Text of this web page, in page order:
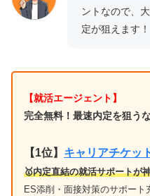
ントなので、
定が狙えます！
【就活エージェント】
完全無料！最速内定を狙う
【1位】 キャリアチケッ
🥇内定直結の就活サポートが
ES添削・面接対策のサポート